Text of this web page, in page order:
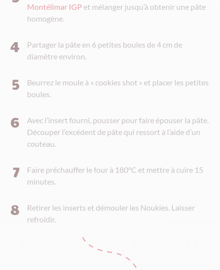
Montélimar IGP et mélanger jusqu’à obtenir une pâte
homogène.
Partager la pâte en 6 petites boules de 4 cm de
diamètre environ.
Beurrez le moule à « cookies shot » et placer les petites
boules.
Avec l’insert fourni, pousser pour faire épouser la pâte.
Découper l’excédent de pâte qui ressort à l’aide d’un
couteau.
Faire préchauffer le four à 180°C et mettre à cuire 15
minutes.
Retirer les inserts et démouler les Noukies. Laisser
refroidir.